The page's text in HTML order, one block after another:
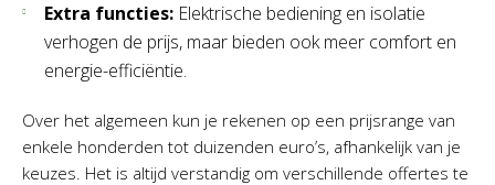
Extra functies: Elektrische bediening en isolatie
verhogen de prijs, maar bieden ook meer comfort en
energie-efficiëntie.
Over het algemeen kun je rekenen op een prijsrange van
enkele honderden tot duizenden euro’s, afhankelijk van je
keuzes. Het is altijd verstandig om verschillende offertes te